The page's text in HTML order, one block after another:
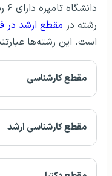
دانشگاه تامپره دارای ۶ رشته برای
رشته در مقطع ارشد در
است. این رشته‌ها
مقطع کارشناسی
مقطع کارشناسی ارشد